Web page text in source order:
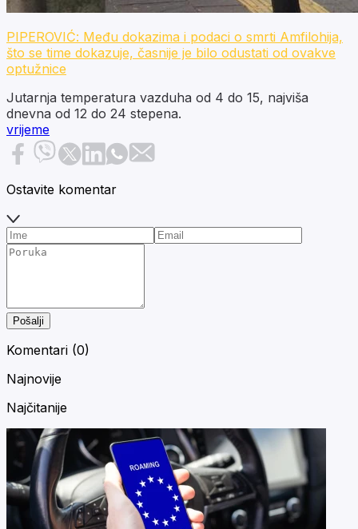
PIPEROVIĆ: Među dokazima i podaci o smrti Amfilohija,
što se time dokazuje, časnije je bilo odustati od ovakve
optužnice
Jutarnja temperatura vazduha od 4 do 15, najviša
dnevna od 12 do 24 stepena.
vrijeme
Ostavite komentar
Pošalji
Komentari (0)
Najnovije
Najčitanije